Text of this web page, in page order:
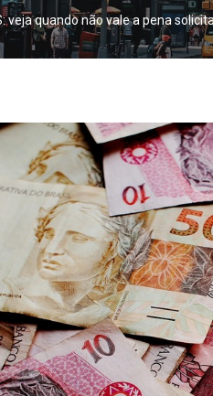
veja quando não vale a pena